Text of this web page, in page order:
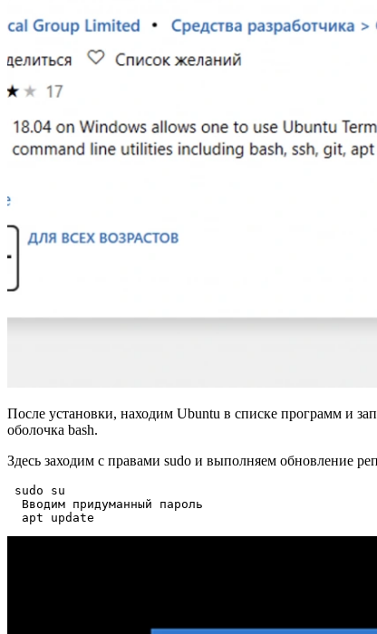
После установки, находим Ubuntu в списке программ и
оболочка bash.
Здесь заходим с правами sudo и выполняем обновление
sudo su
  Вводим придуманный пароль